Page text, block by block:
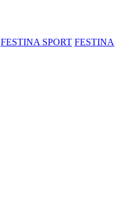
FESTINA SPORT FESTINA